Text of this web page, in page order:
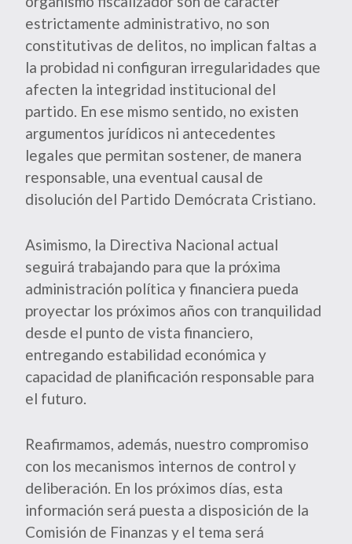
estrictamente administrativo, no son
constitutivas de delitos, no implican faltas a
la probidad ni configuran irregularidades que
afecten la integridad institucional del
partido. En ese mismo sentido, no existen
argumentos jurídicos ni antecedentes
legales que permitan sostener, de manera
responsable, una eventual causal de
disolución del Partido Demócrata Cristiano.
Asimismo, la Directiva Nacional actual
seguirá trabajando para que la próxima
administración política y financiera pueda
proyectar los próximos años con tranquilidad
desde el punto de vista financiero,
entregando estabilidad económica y
capacidad de planificación responsable para
el futuro.
Reafirmamos, además, nuestro compromiso
con los mecanismos internos de control y
deliberación. En los próximos días, esta
información será puesta a disposición de la
Comisión de Finanzas y el tema será